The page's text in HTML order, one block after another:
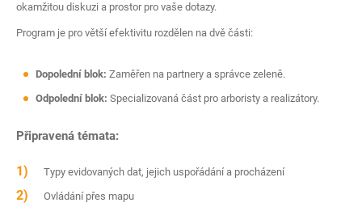
okamžitou diskuzi a prostor pro vaše dotazy.
Program je pro větší efektivitu rozdělen na dvě části:
Dopolední blok: Zaměřen na partnery a správce zeleně.
Odpolední blok: Specializovaná část pro arboristy a realizátory.
Připravená témata:
Typy evidovaných dat, jejich uspořádání a procházení
Ovládání přes mapu